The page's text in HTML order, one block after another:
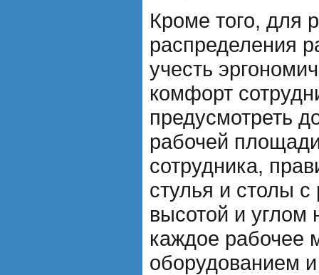
Кроме того, для
распределения
учесть
комфорт
предусмотреть
рабочей
сотрудника,
стулья и столы
высотой и углом
каждое рабочее
оборудованием